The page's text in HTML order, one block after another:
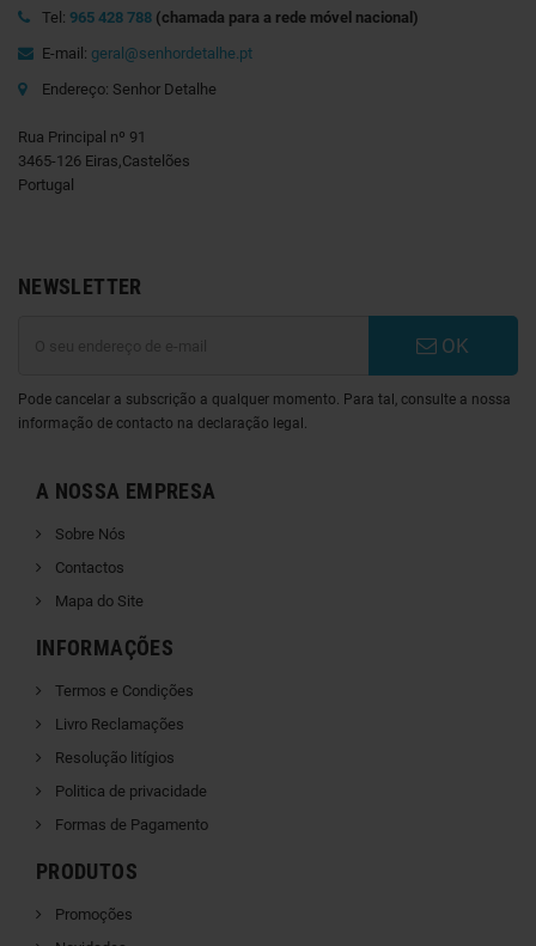
Tel: 965 428 788 (chamada para a rede móvel nacional)
E-mail: geral@senhordetalhe.pt
Endereço: Senhor Detalhe
Rua Principal nº 91
3465-126 Eiras,Castelões
Portugal
NEWSLETTER
OK
Pode cancelar a subscrição a qualquer momento. Para tal, consulte a nossa
informação de contacto na declaração legal.
A NOSSA EMPRESA
Sobre Nós
Contactos
Mapa do Site
INFORMAÇÕES
Termos e Condições
Livro Reclamações
Resolução litígios
Politica de privacidade
Formas de Pagamento
PRODUTOS
Promoções